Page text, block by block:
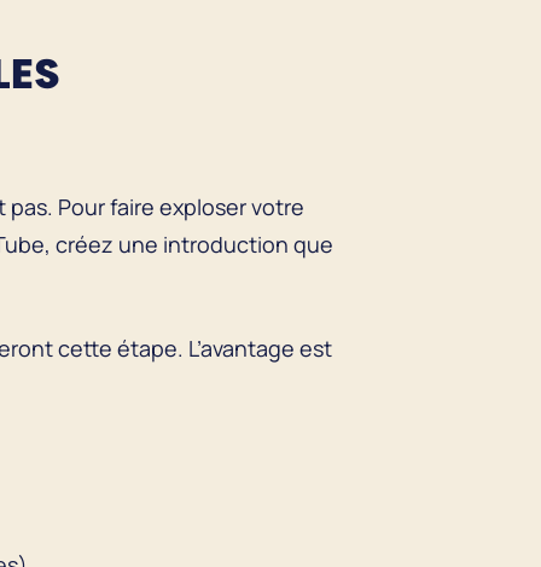
Pour faire exploser votre
créez une introduction que
cette étape. L’avantage est